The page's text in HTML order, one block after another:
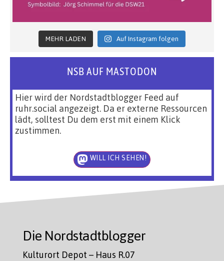
MEHR LADEN Auf Instagram folgen
NSB AUF MASTODON
Hier wird der Nordstadtblogger Feed auf
ruhr.social angezeigt. Da er externe Ressourcen
lädt, solltest Du dem erst mit einem Klick
zustimmen.
WILL ICH SEHEN!
Die Nordstadtblogger
Kulturort Depot – Haus R.07